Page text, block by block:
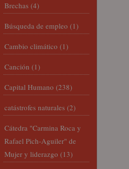
Brechas (4)
Búsqueda de empleo (1)
Cambio climático (1)
Canción (1)
Capital Humano (238)
catástrofes naturales (2)
Cátedra "Carmina Roca y
Rafael Pich-Aguiler" de
Mujer y liderazgo (13)